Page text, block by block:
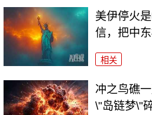
美伊停火
信，把中
相关
冲之鸟礁
\"岛链梦\"